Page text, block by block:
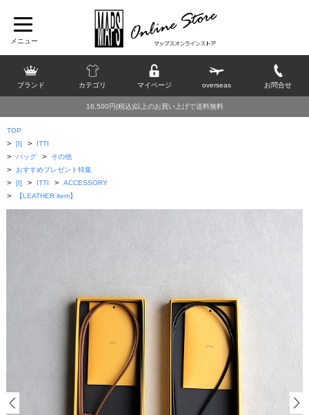
ブランド カテゴリ マイページ overseas お問合せ
16,500円(税込)以上のお買い上げで送料無料
TOP
> [I] > ITTI
> バッグ > その他
> おすすめプレゼント特集
> [I] > ITTI > ACCESSORY
> 【LEATHER item】